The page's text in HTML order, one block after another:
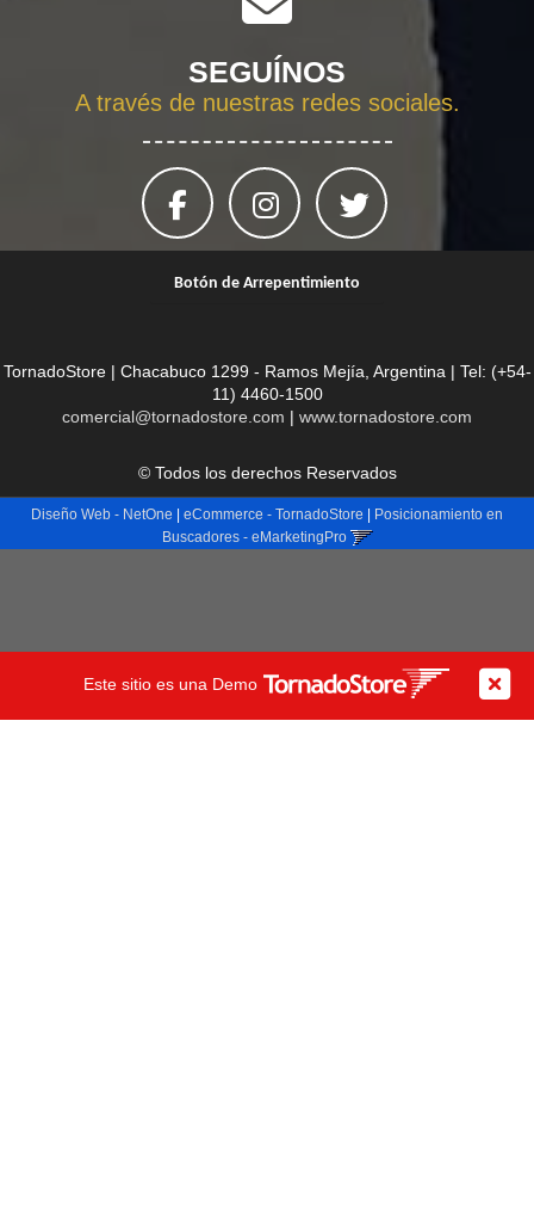
SEGUÍNOS
A través de nuestras redes sociales.
Botón de Arrepentimiento
TornadoStore | Chacabuco 1299 - Ramos Mejía, Argentina | Tel: (+54-
11) 4460-1500
comercial@tornadostore.com | www.tornadostore.com
© Todos los derechos Reservados
Diseño Web - NetOne | eCommerce - TornadoStore | Posicionamiento en
Buscadores - eMarketingPro
Este sitio es una Demo